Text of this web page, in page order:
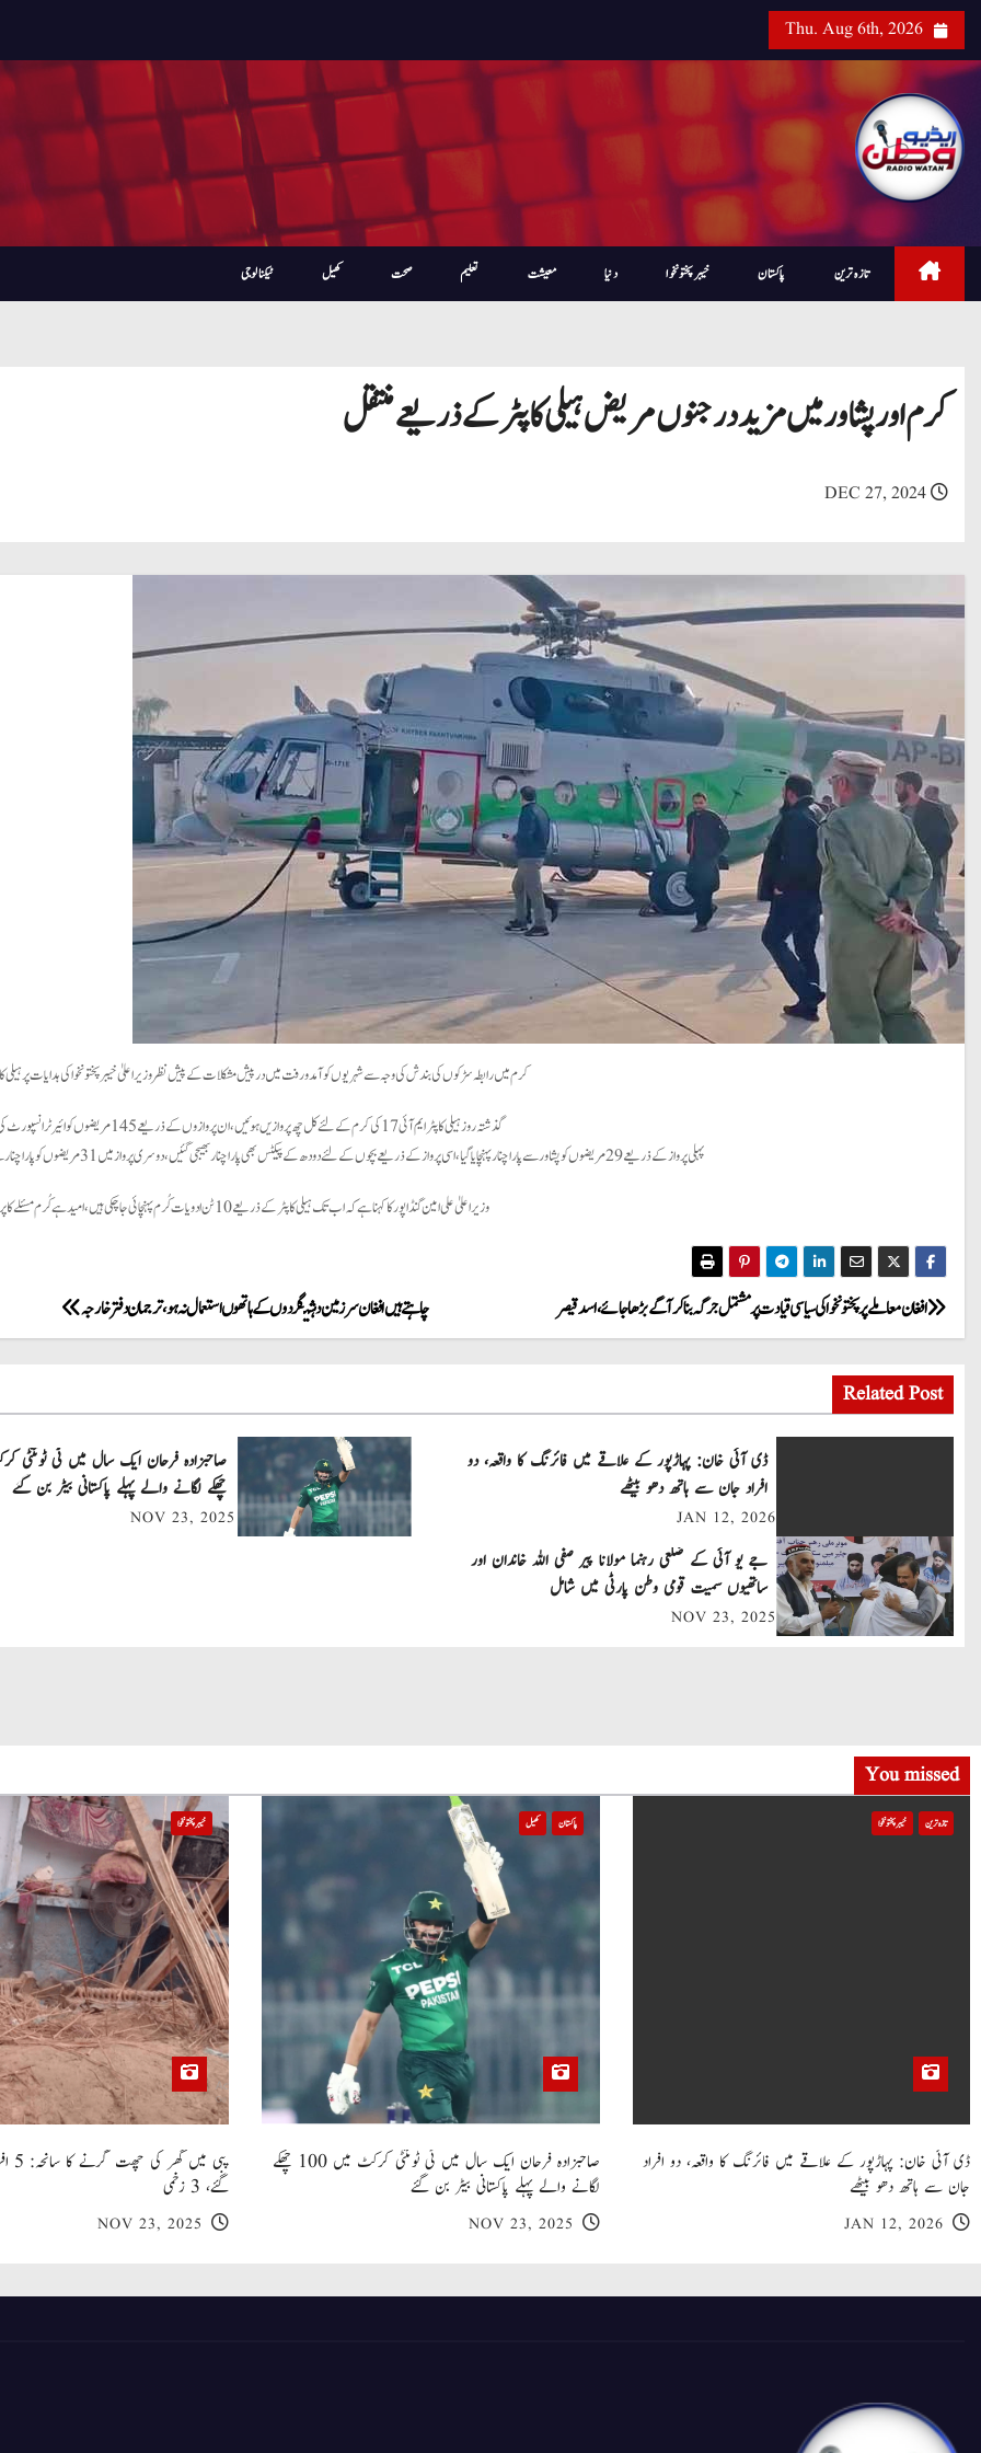
i
Thu. Aug 6th, 2026
تازہ ترین پاکستان خیبرپختونخوا دنیا معیشت تعلیم صحت کھیل ٹیکنالوجی
کرم اور پشاور میں مزید درجنوں مریض ہیلی کاپٹر کے ذریعے منتقل
کرم میں رابطہ سڑکوں کی بندش کی وجہ سے شہریوں کو آمد و رفت میں درپیش مشکلات کے پیش نظر وزیر اعلیٰ خیبر پختونخوا کی ہدایات پر
گذشتہ روز ہیلی کاپٹر ایم آئی 17 کی کرم کے لئے کل چھ پروازیں ہوئیں، ان پروازوں کے ذریعے 145 مریضوں کو ائیر ٹرانسپورٹ کی سہولت فراہم کی گئی۔
پہلی پرواز کے ذریعے 29 مریضوں کو پشاور سے پاراچنار پہنچایا گیا، اسی پرواز کے ذریعے بچوں کے لئے دودھ کے پیکٹس بھی پارا چنار بھیجی گئیں، دوسری پرواز میں 31 مریضوں کو پاراچنار سے کوہاٹ منتقل کیا گیا۔
وزیر اعلیٰ علی امین گنڈاپور کا کہنا ہے کہ اب تک ہیلی کاپٹر کے ذریعے 10 ٹن ادویات کُرم پہنچائی جا چکی ہیں، امید ہے کُرم مسئلے کا پرامن حل نکل آئے گا۔
P
o
s
a
v
i
t
i
چاہتے ہیں افغان سرزمین دہشتگردوں کے ہاتھوں استعمال نہ ہو، ترجمان دفتر خارجہ افغان معاملے پر پختونخوا کی سیاسی قیادت پر مشتمل جرگہ بنا کر آگے بڑھا جائے، اسد قیصر
Related Post
ڈی آئی خان: پہاڑپور کے علاقے میں فائرنگ کا واقعہ، دو
افراد جان سے ہاتھ دھو بیٹھے
JAN 12, 2026
چھکے لگانے والے پہلے پاکستانی بیٹر بن گئے
NOV 23, 2025
جے یو آئی کے ضلعی رہنما مولانا پیر صفی اللہ خاندان اور
ساتھیوں سمیت قومی وطن پارٹی میں شامل
NOV 23, 2025
You missed
تازہ ترین خیبر پختونخوا
ڈی آئی خان: پہاڑپور کے علاقے میں فائرنگ کا واقعہ، دو افراد
جان سے ہاتھ دھو بیٹھے
JAN 12, 2026
پاکستان کھیل
صاحبزادہ فرحان ایک سال میں ٹی ٹوئنٹی کرکٹ میں 100 چھکے
لگانے والے پہلے پاکستانی بیٹر بن گئے
NOV 23, 2025
خیبر پختونخوا
گئے، 3 زخمی
NOV 23, 2025